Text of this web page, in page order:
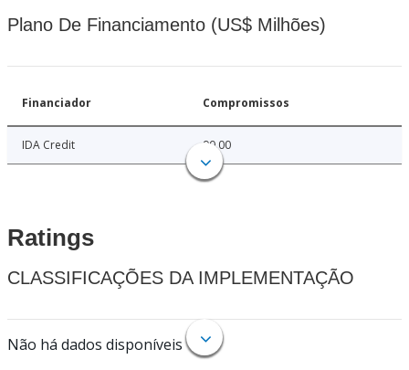
Plano De Financiamento (US$ Milhões)
Financiador Compromissos
IDA Credit 90.00
Ratings
CLASSIFICAÇÕES DA IMPLEMENTAÇÃO
Não há dados disponíveis